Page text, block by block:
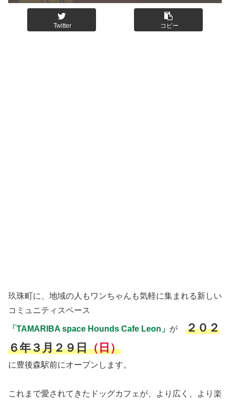
Twitter コピー
玖珠町に、地域の人もワンちゃんも気軽に集まれる新しい
コミュニティスペース
「TAMARIBA space Hounds Cafe Leon」 が ２０２
６年３月２９日（日）
に豊後森駅前にオープンします。
これまで愛されてきたドッグカフェが、より広く、より楽